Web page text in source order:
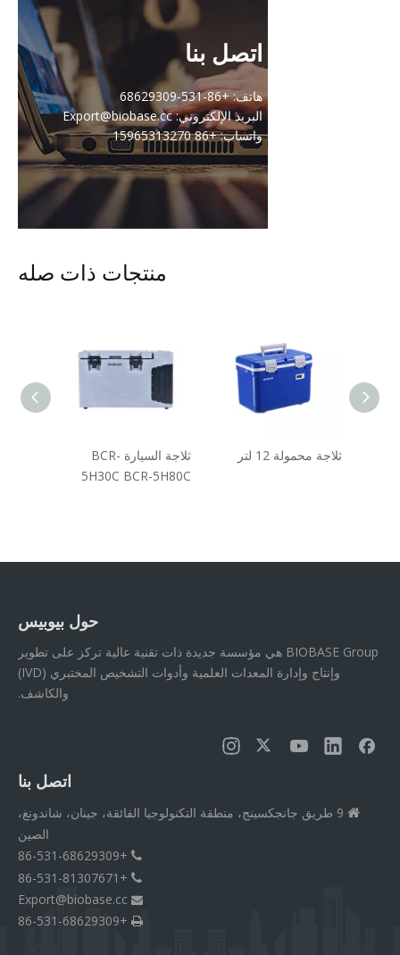
اتصل بنا
هاتف: +86-531-68629309
البريد الإلكتروني: Export@biobase.cc
واتساب: +86 15965313270
منتجات ذات صله
ثلاجة السيارة BCR-
5H30C BCR-5H80C
ثلاجة محمولة 12 لتر
حول بيوبيس
BIOBASE Group هي مؤسسة جديدة ذات تقنية عالية تركز على تطوير
وإنتاج وإدارة المعدات العلمية وأدوات التشخيص المختبري (IVD)
والكاشف.
اتصل بنا

9 طريق جانجكسينج، منطقة التكنولوجيا الفائقة، جينان، شاندونغ،
الصين

+86-531-68629309

+86-531-81307671

Export@biobase.cc

+86-531-68629309